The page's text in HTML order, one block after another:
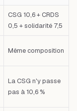
CSG 10,6 + CRDS
0,5 + solidarité 7,5
Même composition
La CSG n'y passe
pas à 10,6 %